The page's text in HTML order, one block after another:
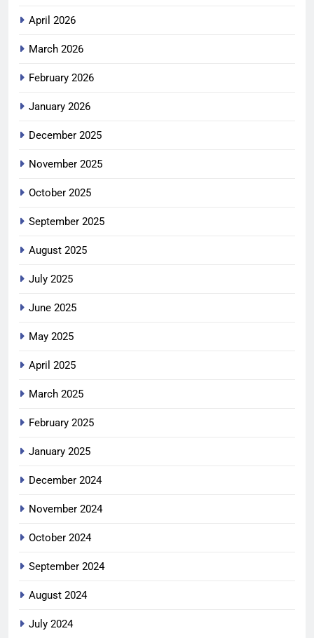
April 2026
March 2026
February 2026
January 2026
December 2025
November 2025
October 2025
September 2025
August 2025
July 2025
June 2025
May 2025
April 2025
March 2025
February 2025
January 2025
December 2024
November 2024
October 2024
September 2024
August 2024
July 2024